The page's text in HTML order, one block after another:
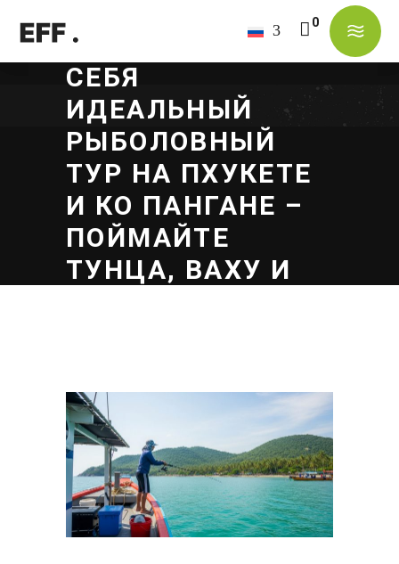
В корзине нет товаров.
ОТКРОЙТЕ ДЛЯ
СЕБЯ
ИДЕАЛЬНЫЙ
РЫБОЛОВНЫЙ
ТУР НА ПХУКЕТЕ
И КО ПАНГАНЕ –
ПОЙМАЙТЕ
ТУНЦА, ВАХУ И